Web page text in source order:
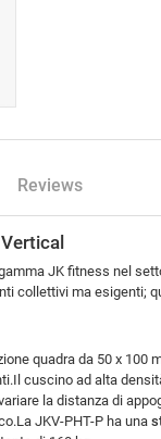
Reviews
JK fitness nel
collettivi ma esigenti;
quadra da 50 x 100
cuscino ad alta
la distanza di
JKV-PHT-P ha una